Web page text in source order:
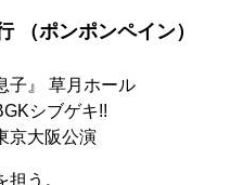
ポンポンペイン）
⼦』 草⽉ホール
シブゲキ!!
京⼤阪公演
う。